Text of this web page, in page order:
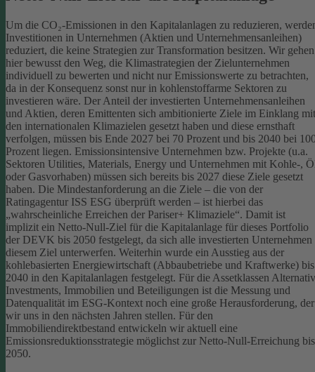
Um die CO₂-Emissionen in den Kapitalanlagen zu reduzieren,
Investitionen in Unternehmen (Aktien und Unternehmensanleihen)
reduziert, die keine Strategien zur Transformation besitzen. Wir gehen
hier bewusst den Weg, die Klimastrategien der Zielunternehmen
individuell zu bewerten und nicht nur Emissionswerte zu betrachten,
da in der Konsequenz sonst nur in kohlenstoffarme Sektoren zu
investieren wäre. Der Anteil der investierten Unternehmensanleihen
und Aktien, deren Emittenten sich ambitionierte Ziele im Einklang mit
den internationalen Klimazielen gesetzt haben und diese ernsthaft
verfolgen, müssen bis Ende 2027 bei 70 Prozent und bis 2040 bei
Prozent liegen. Emissionsintensive Unternehmen bzw. Projekte (u.a.
Sektoren Utilities, Materials, Energy und Unternehmen mit Kohle-,
oder Gasvorhaben) müssen sich bereits bis 2027 diese Ziele gesetzt
haben. Die Mindestanforderung an die Ziele – die von der
Ratingagentur ISS ESG überprüft werden – ist hierbei das
„wahrscheinliche Erreichen der Pariser+ Klimaziele“. Damit ist
implizit ein Netto-Null-Ziel für die Kapitalanlage für dieses Portfolio
der DEVK bis 2050 festgelegt, da sich alle investierten Unternehmen
diesem Ziel unterwerfen. Weiterhin wurde ein Ausstieg aus der
kohlebasierten Energiewirtschaft (Abbaubetriebe und Kraftwerke) bis
2040 in den Kapitalanlagen festgelegt. Für die Assetklassen
Investments, Immobilien und Beteiligungen ist die Messung und
Datenqualität im ESG-Kontext noch eine große Herausforderung, der
wir uns in den nächsten Jahren stellen. Für den
Immobiliendirektbestand entwickeln wir aktuell eine
Emissionsreduktionsstrategie möglichst zur Netto-Null-Erreichung bis
2050.